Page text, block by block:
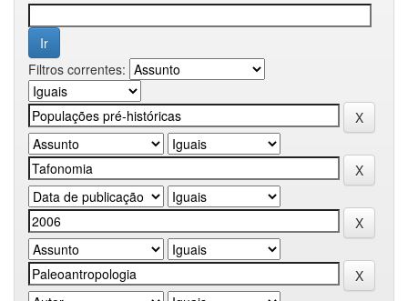
Filtros correntes: